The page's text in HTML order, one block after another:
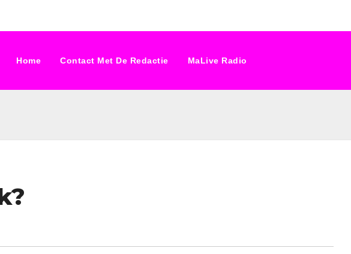
Home Contact Met De Redactie MaLive Radio